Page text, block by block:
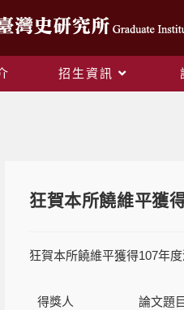
招生資訊
狂賀本所饒維平獲
狂賀本所饒維平獲得107年
得獎人 論文題目